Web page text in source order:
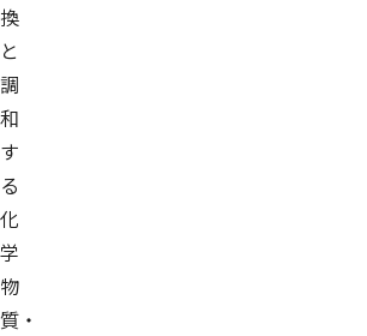
換
と
調
和
す
る
化
学
物
質・